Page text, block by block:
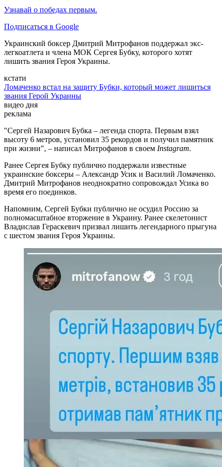
Узнавай о победах первым.
Подписаться в Google
Украинский боксер Дмитрий Митрофанов поддержал экс-
легкоатлета и члена МОК Сергея Бубку, которого хотят
лишить звания Героя Украины.
кстати
Ломаченко встал на защиту Бубки, который может лишиться
звания Герой Украины
видео дня
реклама
"Сергей Назарович Бубка – легенда спорта. Первым взял
высоту 6 метров, установил 35 рекордов и получил памятник
при жизни", – написал Митрофанов в своем Instagram.
Ранее Сергея Бубку публично поддержали известные
украинские боксеры – Александр Усик и Василий Ломаченко.
Дмитрий Митрофанов неоднократно сопровождал Усика во
время его поединков.
Напомним, Сергей Бубки публично не осудил Россию за
полномасштабное вторжение в Украину. Ранее скелетонист
Владислав Гераскевич призвал лишить легендарного прыгуна
с шестом звания Героя Украины.